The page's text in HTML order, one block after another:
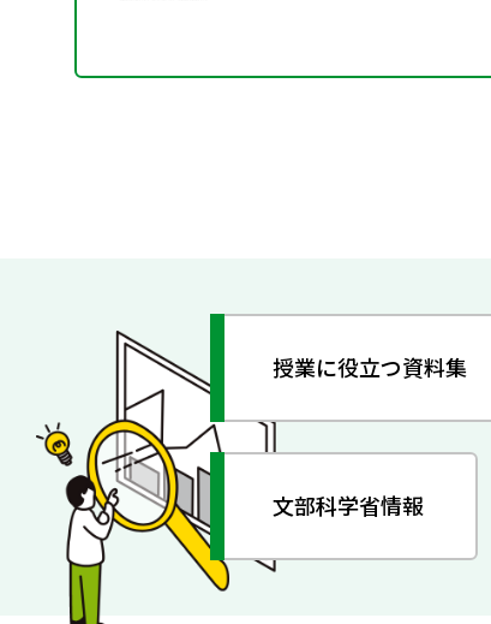
授業に役立つ資料集
文部科学省情報